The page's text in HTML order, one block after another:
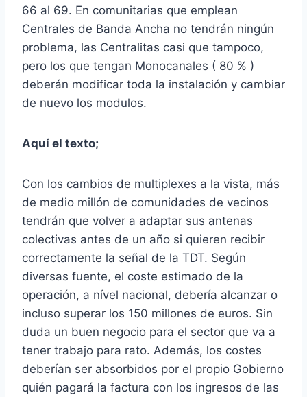
66 al 69. En comunitarias que emplean
Centrales de Banda Ancha no tendrán ningún
problema, las Centralitas casi que tampoco,
pero los que tengan Monocanales ( 80 % )
deberán modificar toda la instalación y cambiar
de nuevo los modulos.
Aquí el texto;
Con los cambios de multiplexes a la vista, más
de medio millón de comunidades de vecinos
tendrán que volver a adaptar sus antenas
colectivas antes de un año si quieren recibir
correctamente la señal de la TDT. Según
diversas fuente, el coste estimado de la
operación, a nível nacional, debería alcanzar o
incluso superar los 150 millones de euros. Sin
duda un buen negocio para el sector que va a
tener trabajo para rato. Además, los costes
deberían ser absorbidos por el propio Gobierno
quién pagará la factura con los ingresos de las